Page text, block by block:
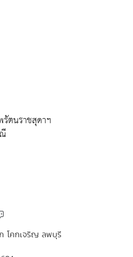
ตนราชสุดาฯ
โคกเจริญ ลพบุรี